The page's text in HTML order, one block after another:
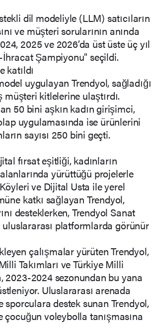
dil modeliyle (LLM) satıcıların
ve müşteri sorularının anında
2025 ve 2026’da üst üste üç yıl
Şampiyonu" seçildi.
uygulayan Trendyol, sağladığı
kitlelerine ulaştırdı.
50 bini aşkın kadın girişimci,
uygulamasında ise ürünlerini
sayısı 250 bini geçti.
fırsat eşitliği, kadınların
yürüttüğü projelerle
ve Dijital Usta ile yerel
katkı sağlayan Trendyol,
desteklerken, Trendyol Sanat
uluslararası platformlarda görünür
çalışmalar yürüten Trendyol,
Takımları ve Türkiye Milli
2023-2024 sezonundan bu yana
Uluslararası arenada
sporculara destek sunan Trendyol,
voleybolla tanışmasına